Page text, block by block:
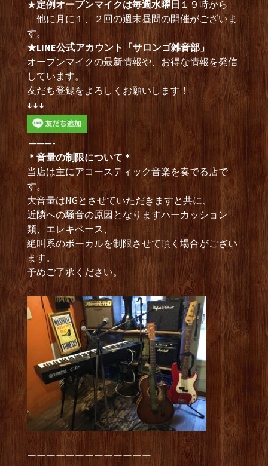
★定例オープンマイクは毎週水曜日 １９時から
他に月に１、２回の週末昼間の開催がございま
す。
★LINE公式アカウント「サロンゴ雑音部」
オープンマイクの最新情報や、お得な情報を発信
しています。
友だち登録をよろしくお願いします！
↓↓↓
———-
＊音量の制限について＊
当店は主にアコースティック音楽を奏でる店で
す。
大音量はNGとさせていただきますと共に、
近隣への騒音の原因となりますパーカッション
類、エレキベース、
絶叫系のボーカルを制限させて頂く場合がござい
ます。
予めご了承ください。
ーーーーーーーーーーーーー